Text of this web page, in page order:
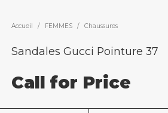
Accueil / FEMMES / Chaussures
Sandales Gucci Pointure 37
Call for Price